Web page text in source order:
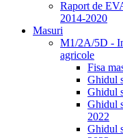
Raport de
2014-2020
Masuri
M1/2A/5D -
agricole
Fisa
Ghidul
Ghidul
Ghidul
2022
Ghidul